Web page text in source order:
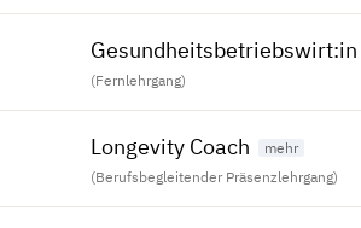
Gesundheitsbetriebswirt:in
(Fernlehrgang)
Longevity Coach
(Berufsbegleitender Präsenzlehrgang)